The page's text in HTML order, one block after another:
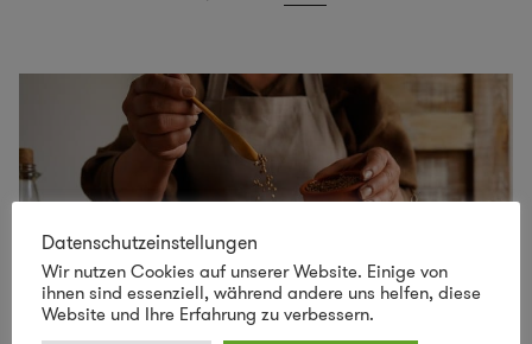
Datenschutzeinstellungen
Wir nutzen Cookies auf unserer Website. Einige von
ihnen sind essenziell, während andere uns helfen, diese
Website und Ihre Erfahrung zu verbessern.